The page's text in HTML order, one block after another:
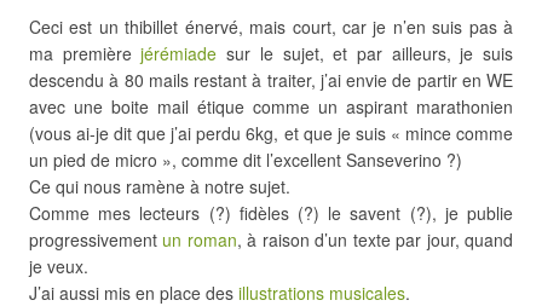
Ceci est un thibillet énervé, mais court, car je n’en suis pas à
ma premièrejérémiade sur le sujet, et par ailleurs, je suis
descendu à 80 mails restant à traiter, j’ai envie de partir en WE
avec une boite mail étique comme un aspirant marathonien
(vous ai-je dit que j’ai perdu 6kg, et que je suis « mince comme
un pied de micro », comme dit l’excellent Sanseverino ?)
Ce qui nous ramène à notre sujet.
Comme mes lecteurs (?) fidèles (?) le savent (?), je publie
progressivement un roman, à raison d’un texte par jour, quand
je veux.
J’ai aussi mis en place des illustrations musicales.